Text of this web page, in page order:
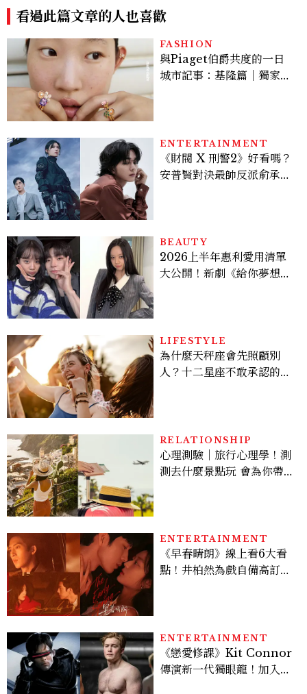
看過此篇文章的人也喜歡
FASHION
與Piaget伯爵共度的一日
城市記事：基隆篇｜獨家影
ENTERTAINMENT
《財閥 X 刑警2》好看嗎？
安普賢對決最帥反派俞承
多大？
BEAUTY
2026上半年惠利愛用清單
大公開！新劇《給你夢想》
LIFESTYLE
為什麼天秤座會先照顧別
人？十二星座不敢承認的一
RELATIONSHIP
心理測驗｜旅行心理學！測
測去什麼景點玩 會為你帶來
ENTERTAINMENT
《早春晴朗》線上看6大看
點！井柏然為戲自備高訂，
ENTERTAINMENT
《戀愛修課》Kit Connor
傳演新一代獨眼龍！加入新